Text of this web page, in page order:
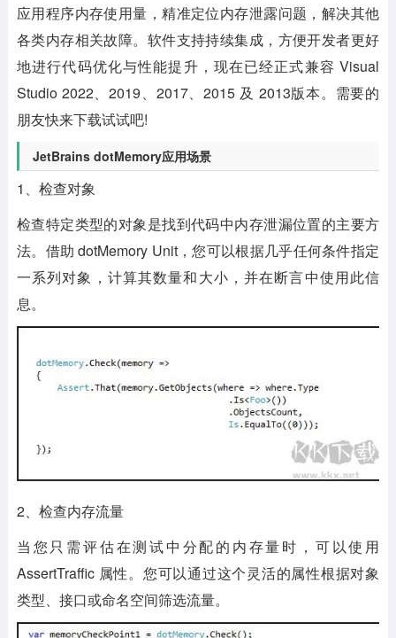
应用程序内存使用量，精准定位内存泄露问题，解决其他
各类内存相关故障。软件支持持续集成，方便开发者更好
地进行代码优化与性能提升，现在已经正式兼容 Visual
Studio 2022、2019、2017、2015 及 2013版本。需要的
朋友快来下载试试吧!
JetBrains dotMemory应用场景
1、检查对象
检查特定类型的对象是找到代码中内存泄漏位置的主要方
法。借助 dotMemory Unit，您可以根据几乎任何条件指定
一系列对象，计算其数量和大小，并在断言中使用此信
息。
2、检查内存流量
当您只需评估在测试中分配的内存量时，可以使用
AssertTraffic 属性。您可以通过这个灵活的属性根据对象
类型、接口或命名空间筛选流量。